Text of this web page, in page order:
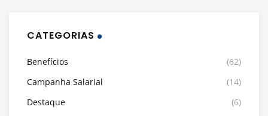
CATEGORIAS
Benefícios
(62)
Campanha Salarial
(14)
Destaque
(6)